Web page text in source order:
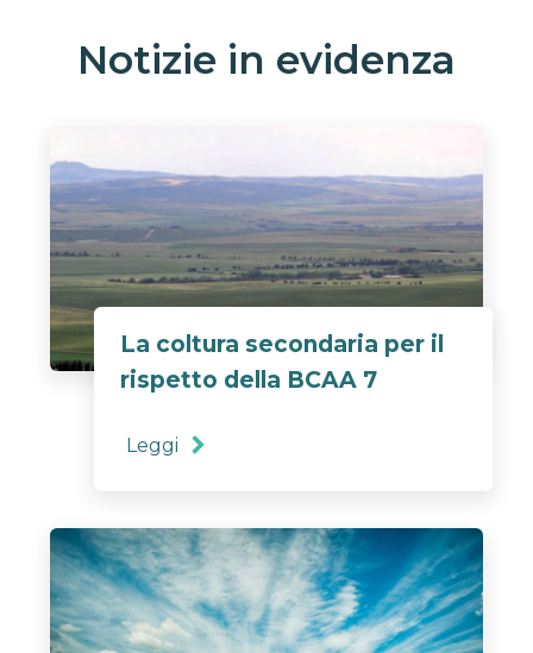
Notizie in evidenza
La coltura secondaria per il
rispetto della BCAA 7
Leggi